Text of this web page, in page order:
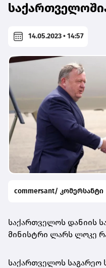
14.05.2023 • 14:57
commersant/ კომერსანტი
საქართველოს დანიის
მინისტრი ლარს ლოკე
საქართველოს საგარეო